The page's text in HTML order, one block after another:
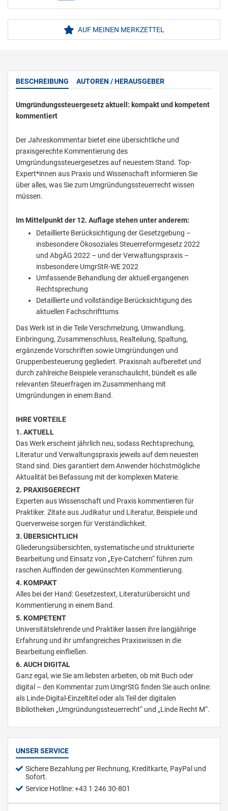
AUF MEINEN MERKZETTEL
BESCHREIBUNG AUTOREN / HERAUSGEBER
Umgründungssteuergesetz aktuell: kompakt und kompetent
kommentiert
Der Jahreskommentar bietet eine übersichtliche und
praxisgerechte Kommentierung des
Umgründungssteuergesetzes auf neuestem Stand. Top-
Expert*innen aus Praxis und Wissenschaft informieren Sie
über alles, was Sie zum Umgründungssteuerrecht wissen
müssen.
Im Mittelpunkt der 12. Auflage stehen unter anderem:
Detaillierte Berücksichtigung der Gesetzgebung –
insbesondere Ökosoziales Steuerreformgesetz 2022
und AbgÄG 2022 – und der Verwaltungspraxis –
insbesondere UmgrStR-WE 2022
Umfassende Behandlung der aktuell ergangenen
Rechtsprechung
Detaillierte und vollständige Berücksichtigung des
aktuellen Fachschrifttums
Das Werk ist in die Teile Verschmelzung, Umwandlung,
Einbringung, Zusammenschluss, Realteilung, Spaltung,
ergänzende Vorschriften sowie Umgründungen und
Gruppenbesteuerung gegliedert. Praxisnah aufbereitet und
durch zahlreiche Beispiele veranschaulicht, bündelt es alle
relevanten Steuerfragen im Zusammenhang mit
Umgründungen in einem Band.
IHRE VORTEILE
1. AKTUELL
Das Werk erscheint jährlich neu, sodass Rechtsprechung,
Literatur und Verwaltungspraxis jeweils auf dem neuesten
Stand sind. Dies garantiert dem Anwender höchstmögliche
Aktualität bei Befassung mit der komplexen Materie.
2. PRAXISGERECHT
Experten aus Wissenschaft und Praxis kommentieren für
Praktiker. Zitate aus Judikatur und Literatur, Beispiele und
Querverweise sorgen für Verständlichkeit.
3. ÜBERSICHTLICH
Gliederungsübersichten, systematische und strukturierte
Bearbeitung und Einsatz von „Eye-Catchern“ führen zum
raschen Auffinden der gewünschten Kommentierung.
4. KOMPAKT
Alles bei der Hand: Gesetzestext, Literaturübersicht und
Kommentierung in einem Band.
5. KOMPETENT
Universitätslehrende und Praktiker lassen ihre langjährige
Erfahrung und ihr umfangreiches Praxiswissen in die
Bearbeitung einfließen.
6. AUCH DIGITAL
Ganz egal, wie Sie am liebsten arbeiten, ob mit Buch oder
digital – den Kommentar zum UmgrStG finden Sie auch online:
als Linde-Digital-Einzeltitel oder als Teil der digitalen
Bibliotheken „Umgründungssteuerrecht“ und „Linde Recht M“.
UNSER SERVICE
Sichere Bezahlung per Rechnung, Kreditkarte, PayPal und
Sofort.
Service Hotline: +43 1 246 30-801